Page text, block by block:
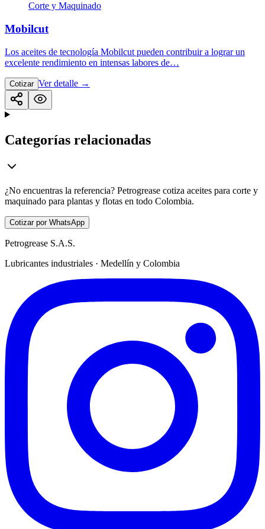
Corte y Maquinado
Mobilcut
Los aceites de tecnología Mobilcut pueden contribuir a lograr un
excelente rendimiento en intensas labores de…
Cotizar Ver detalle →
Categorías relacionadas
¿No encuentras la referencia? Petrogrease cotiza aceites para corte y
maquinado para plantas y flotas en todo Colombia.
Cotizar por WhatsApp
Petrogrease S.A.S.
Lubricantes industriales · Medellín y Colombia